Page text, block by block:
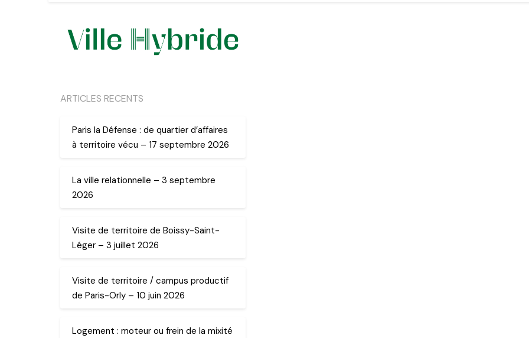
ARTICLES RECENTS
Paris la Défense : de quartier d’affaires
à territoire vécu – 17 septembre 2026
La ville relationnelle – 3 septembre
2026
Visite de territoire de Boissy-Saint-
Léger – 3 juillet 2026
Visite de territoire / campus productif
de Paris-Orly – 10 juin 2026
Logement : moteur ou frein de la mixité